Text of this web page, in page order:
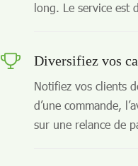
long. Le service est
Diversifiez vos
Notifiez vos clients
d’une commande,
sur une relance de